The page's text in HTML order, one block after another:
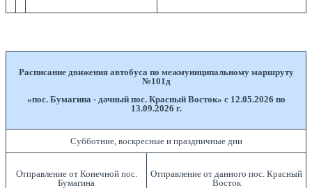
Расписание движения автобуса по межмуниципальному маршруту
№101д
«пос. Бумагина - дачный пос. Красный Восток» с 12.05.2026 по
13.09.2026 г.
Субботние, воскресные и праздничные дни
Отправление от Конечной пос.
Бумагина
Отправление от данного пос. Красный
Восток